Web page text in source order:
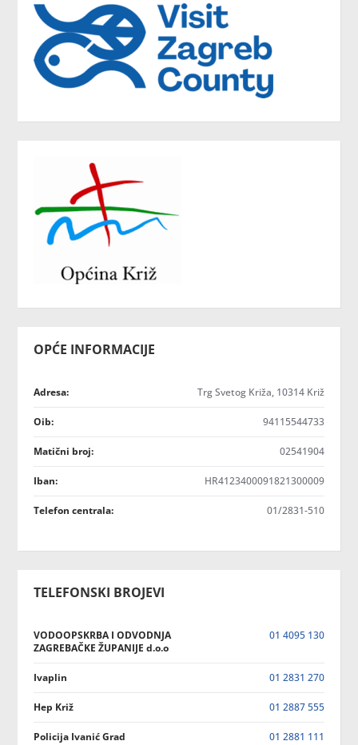
OPĆE INFORMACIJE
Adresa: Trg Svetog Križa, 10314 Križ
Oib: 94115544733
Matični broj: 02541904
Iban: HR4123400091821300009
Telefon centrala: 01/2831-510
TELEFONSKI BROJEVI
VODOOPSKRBA I ODVODNJA
ZAGREBAČKE ŽUPANIJE d.o.o
01 4095 130
Ivaplin 01 2831 270
Hep Križ 01 2887 555
Policija Ivanić Grad 01 2881 111